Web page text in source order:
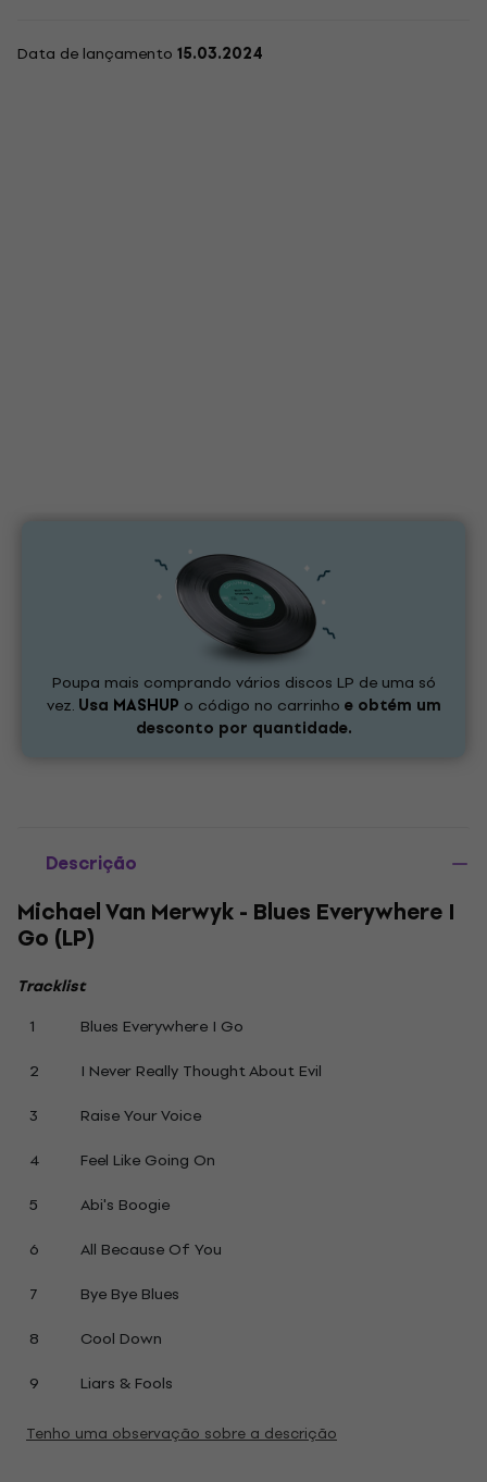
Data de lançamento 15.03.2024
Poupa mais comprando vários discos LP de uma só
vez. Usa MASHUP o código no carrinho e obtém um
desconto por quantidade.
Descrição
Michael Van Merwyk - Blues Everywhere I
Go (LP)
Tracklist
1
Blues Everywhere I Go
2
I Never Really Thought About Evil
3
Raise Your Voice
4
Feel Like Going On
5
Abi's Boogie
6
All Because Of You
7
Bye Bye Blues
8
Cool Down
9
Liars & Fools
Tenho uma observação sobre a descrição